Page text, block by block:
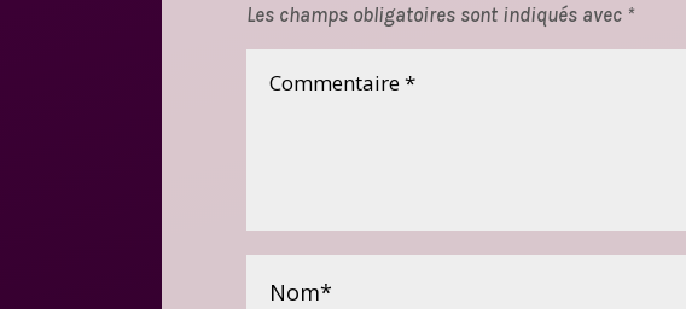
Les champs obligatoires sont indiqués avec *